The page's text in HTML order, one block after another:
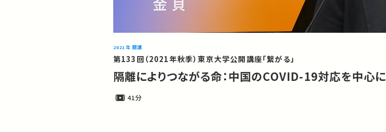
2021年 開講
第133回（2021年秋季）東京大学公開講座「繋がる」
隔離によりつながる命：中国のCOVID-19対応を中心に
41分